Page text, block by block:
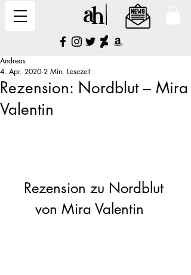
Rezension: Nordblut – Mira
Valentin
Andreas
4. Apr. 2020 2 Min. Lesezeit
Rezension zu Nordblut
von Mira Valentin